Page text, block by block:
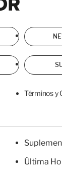
Términos y
Última